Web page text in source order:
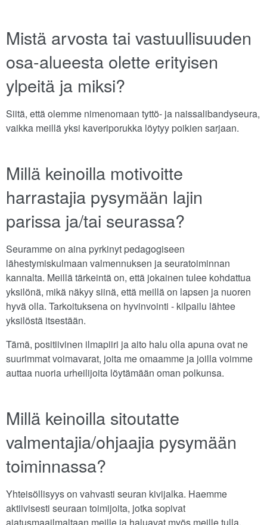
Mistä arvosta tai vastuullisuuden
osa-alueesta olette erityisen
ylpeitä ja miksi?
Siitä, että olemme nimenomaan tyttö- ja naissalibandyseura,
vaikka meillä yksi kaveriporukka löytyy poikien sarjaan.
Millä keinoilla motivoitte
harrastajia pysymään lajin
parissa ja/tai seurassa?
Seuramme on aina pyrkinyt pedagogiseen
lähestymiskulmaan valmennuksen ja seuratoiminnan
kannalta. Meillä tärkeintä on, että jokainen tulee kohdattua
yksilönä, mikä näkyy siinä, että meillä on lapsen ja nuoren
hyvä olla. Tarkoituksena on hyvinvointi - kilpailu lähtee
yksilöstä itsestään.
Tämä, positiivinen ilmapiiri ja aito halu olla apuna ovat ne
suurimmat voimavarat, joita me omaamme ja joilla voimme
auttaa nuoria urheilijoita löytämään oman polkunsa.
Millä keinoilla sitoutatte
valmentajia/ohjaajia pysymään
toiminnassa?
Yhteisöllisyys on vahvasti seuran kivijalka. Haemme
aktiivisesti seuraan toimijoita, jotka sopivat